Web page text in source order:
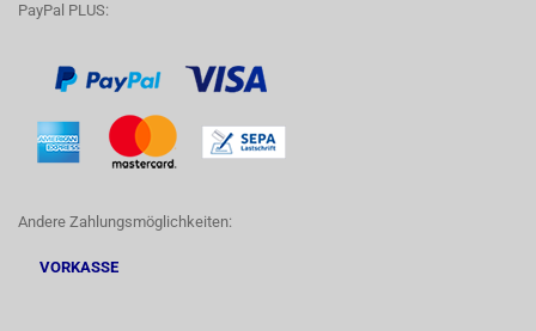
PayPal PLUS:
Andere Zahlungsmöglichkeiten:
VORKASSE